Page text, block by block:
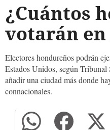
¿Cuántos
votarán en
Electores hondureños podrán
Estados Unidos, según
añadir una ciudad más donde
connacionales.